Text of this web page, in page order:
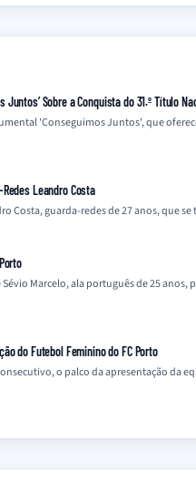
Juntos’ Sobre a Conquista do 31.º Título
'Conseguimos Juntos', que
Leandro Costa
Costa, guarda-redes de 27 anos, que
Marcelo, ala português de 25 anos,
do Futebol Feminino do FC Porto
o palco da apresentação da